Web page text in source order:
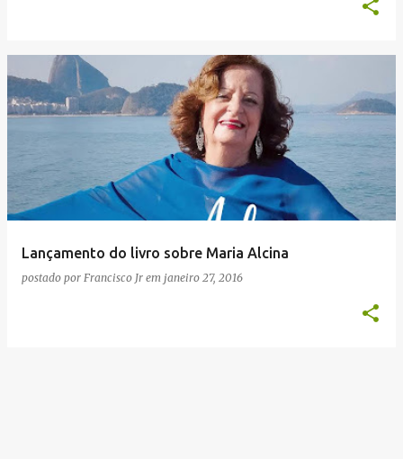
Lançamento do livro sobre Maria Alcina
postado por Francisco Jr em janeiro 27, 2016